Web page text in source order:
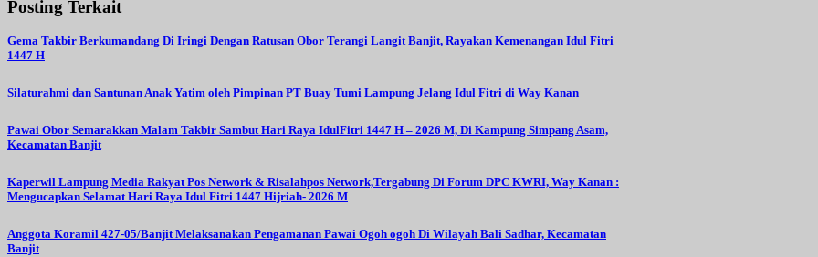
Posting Terkait
Gema Takbir Berkumandang Di Iringi Dengan Ratusan Obor Terangi Langit Banjit, Rayakan Kemenangan Idul Fitri
1447 H
Silaturahmi dan Santunan Anak Yatim oleh Pimpinan PT Buay Tumi Lampung Jelang Idul Fitri di Way Kanan
Pawai Obor Semarakkan Malam Takbir Sambut Hari Raya IdulFitri 1447 H – 2026 M, Di Kampung Simpang Asam,
Kecamatan Banjit
Kaperwil Lampung Media Rakyat Pos Network & Risalahpos Network,Tergabung Di Forum DPC KWRI, Way Kanan :
Mengucapkan Selamat Hari Raya Idul Fitri 1447 Hijriah- 2026 M
Anggota Koramil 427-05/Banjit Melaksanakan Pengamanan Pawai Ogoh ogoh Di Wilayah Bali Sadhar, Kecamatan
Banjit